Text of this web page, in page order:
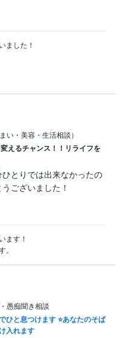
ました！
い・美容・生活相談）
えるチャンス！！リライフを
とりでは出来なかったの
ございました！
ます！
愚痴聞き相談
ひと息つけます ⭐️あなたのそば
入れます